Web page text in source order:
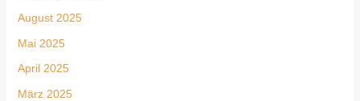
August 2025
Mai 2025
April 2025
März 2025